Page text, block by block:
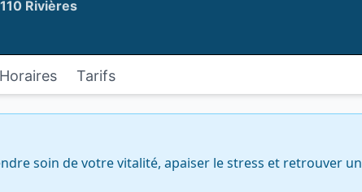
Rivières
Horaires Tarifs
soin de votre vitalité, apaiser le stress et retrouver un